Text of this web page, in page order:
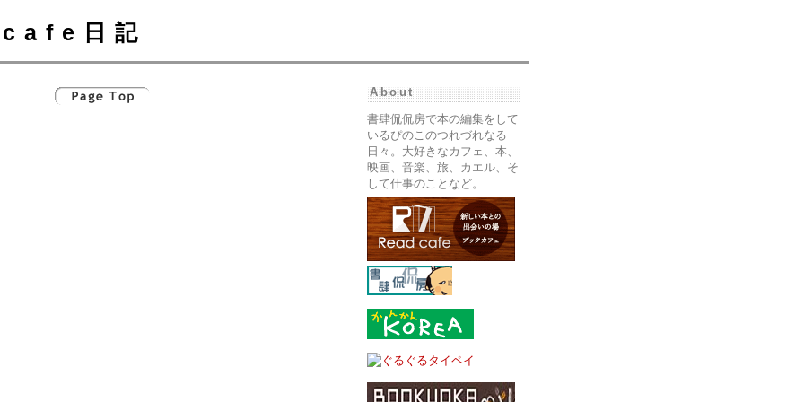
cafe日記
About
書肆侃侃房で本の編集をして
いるぴのこのつれづれなる
日々。大好きなカフェ、本、
映画、音楽、旅、カエル、そ
して仕事のことなど。